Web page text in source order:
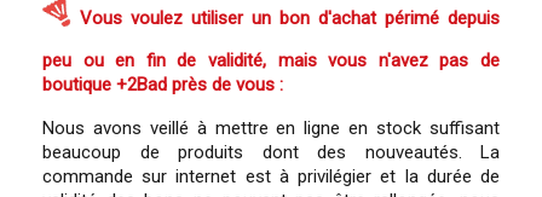
Vous voulez utiliser un bon d'achat périmé depuis
peu ou en fin de validité, mais vous n'avez pas de
boutique +2Bad près de vous :
Nous avons veillé à mettre en ligne en stock suffisant
beaucoup de produits dont des nouveautés. La
commande sur internet est à privilégier et la durée de